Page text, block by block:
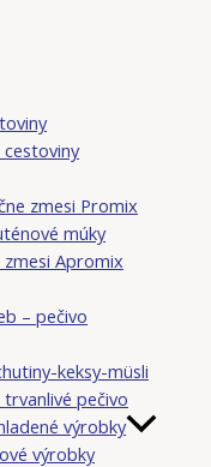
cestoviny
zmesi Promix
múky
Apromix
– pečivo
keksy-müsli
pečivo
výrobky
výrobky